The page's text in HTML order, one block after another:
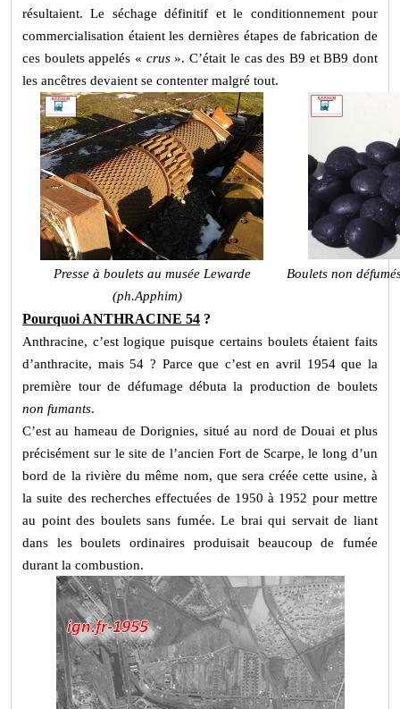
résultaient. Le séchage définitif et le conditionnement pour
commercialisation étaient les dernières étapes de fabrication de
ces boulets appelés « crus». C’était le cas des B9 et BB9 dont
les ancêtres devaient se contenter malgré tout.
Presse à boulets au musée Lewarde
(ph.Apphim)
Boulets non
Pourquoi ANTHRACINE 54 ?
Anthracine, c’est logique puisque certains boulets étaient faits
d’anthracite, mais 54 ? Parce que c’est en avril 1954 que la
première tour de défumage débuta la production de boulets
non fumants.
C’est au hameau de Dorignies, situé au nord de Douai et plus
précisément sur le site de l’ancien Fort de Scarpe, le long d’un
bord de la rivière du même nom, que sera créée cette usine, à
la suite des recherches effectuées de 1950 à 1952 pour mettre
au point des boulets sans fumée. Le brai qui servait de liant
dans les boulets ordinaires produisait beaucoup de fumée
durant la combustion.